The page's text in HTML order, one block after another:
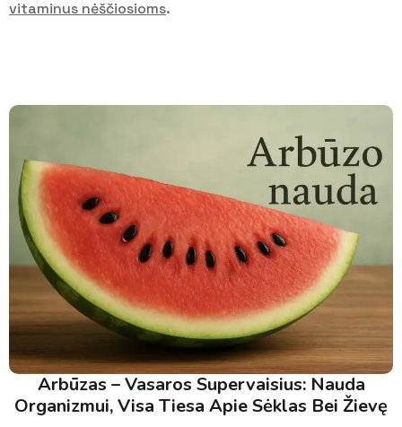
vitaminus nėščiosioms.
Arbūzas – Vasaros Supervaisius: Nauda
Organizmui, Visa Tiesa Apie Sėklas Bei Žievę